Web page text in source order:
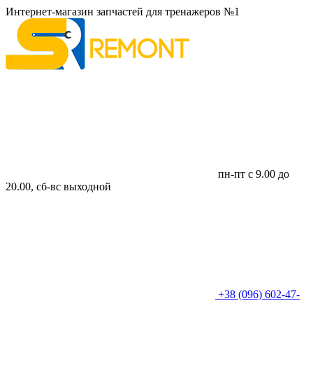
Интернет-магазин запчастей для тренажеров №1
пн-пт с 9.00 до
20.00, сб-вс выходной
+38 (096) 602-47-